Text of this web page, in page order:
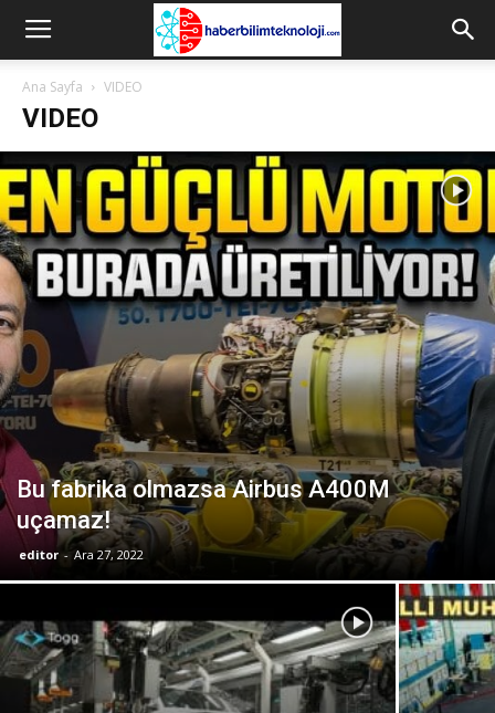
Ana Sayfa VIDEO
VIDEO
Bu fabrika olmazsa Airbus A400M
uçamaz!
editor - Ara 27, 2022